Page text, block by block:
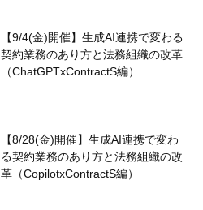
【9/4(金)開催】生成AI連携で変わる
契約業務のあり方と法務組織の改革
（ChatGPTxContractS編）
【8/28(金)開催】生成AI連携で変わ
る契約業務のあり方と法務組織の改
革（CopilotxContractS編）